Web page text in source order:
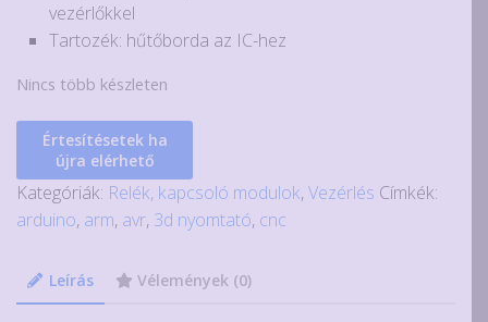
vezérlőkkel
Tartozék: hűtőborda az IC-hez
Nincs több készleten
Értesítésetek ha
újra elérhető
Kategóriák: Relék, kapcsoló modulok,Vezérlés Címkék:
arduino, arm, avr, 3d nyomtató, cnc
Leírás Vélemények (0)